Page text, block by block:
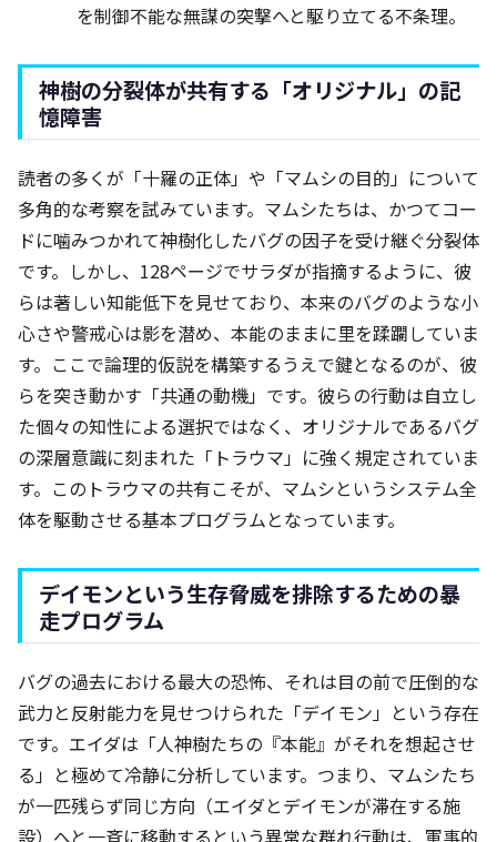
を制御不能な無謀の突撃へと駆り立てる不条理。
神樹の分裂体が共有する「オリジナル」の記
憶障害
読者の多くが「十羅の正体」や「マムシの目的」について
多角的な考察を試みています。マムシたちは、かつてコー
ドに噛みつかれて神樹化したバグの因子を受け継ぐ分裂体
です。しかし、128ページでサラダが指摘するように、彼
らは著しい知能低下を見せており、本来のバグのような小
心さや警戒心は影を潜め、本能のままに里を蹂躙していま
す。ここで論理的仮説を構築するうえで鍵となるのが、彼
らを突き動かす「共通の動機」です。彼らの行動は自立し
た個々の知性による選択ではなく、オリジナルであるバグ
の深層意識に刻まれた「トラウマ」に強く規定されていま
す。このトラウマの共有こそが、マムシというシステム全
体を駆動させる基本プログラムとなっています。
デイモンという生存脅威を排除するための暴
走プログラム
バグの過去における最大の恐怖、それは目の前で圧倒的な
武力と反射能力を見せつけられた「デイモン」という存在
です。エイダは「人神樹たちの『本能』がそれを想起させ
る」と極めて冷静に分析しています。つまり、マムシたち
が一匹残らず同じ方向（エイダとデイモンが滞在する施